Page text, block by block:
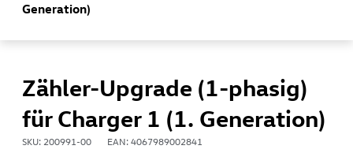
Generation)
Zähler-Upgrade (1-phasig)
für Charger 1 (1. Generation)
SKU: 200991-00 EAN: 4067989002841